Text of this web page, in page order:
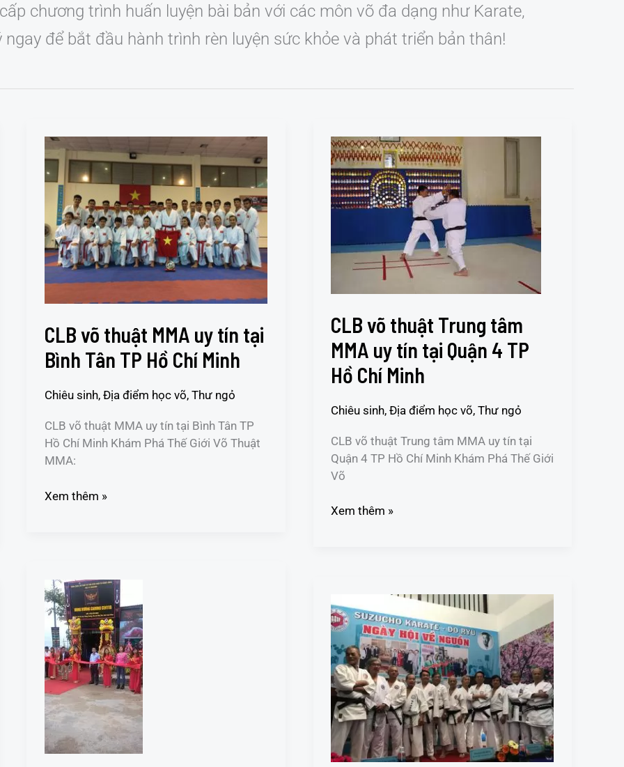
chương trình huấn luyện bài bản với các môn võ đa dạng như Karate,
để bắt đầu hành trình rèn luyện sức khỏe và phát triển bản thân!
CLB võ thuật MMA uy tín tại
Bình Tân TP Hồ Chí Minh
Chiêu sinh, Địa điểm học võ, Thư ngỏ
CLB võ thuật MMA uy tín tại Bình Tân TP
Hồ Chí Minh Khám Phá Thế Giới Võ Thuật
MMA:
CLB
võ
thuật
MMA
tín
tại
Bình
Tân
TP
Chí
Minh
Xem thêm »
CLB võ thuật Trung tâm
MMA uy tín tại Quận 4 TP
Hồ Chí Minh
Chiêu sinh,Địa điểm học võ,Thư ngỏ
CLB võ thuật Trung tâm MMA uy tín tại
Quận 4 TP Hồ Chí Minh Khám Phá Thế Giới
Võ
CLB
võ
thuật
Trung
tâm
uy
4
TP
Hồ
Chí
Minh
Xem thêm »
CLB
võ
thuật
MMA
uy
tín
tại
Quận
12
TP
CLB
võ
thuật
Trung
tâm
MMA
uy
tín
tại
Quận